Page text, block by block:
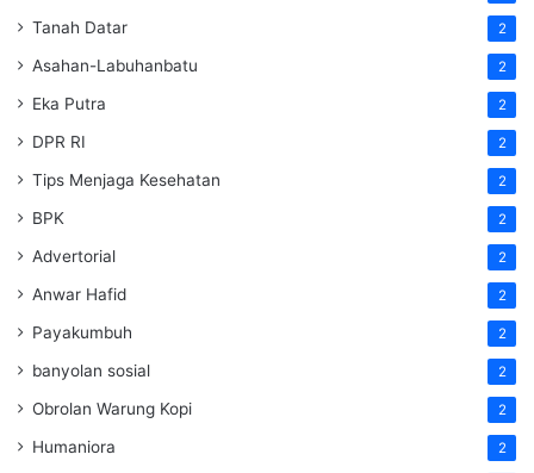
Tanah Datar 2
Asahan-Labuhanbatu 2
Eka Putra 2
DPR RI 2
Tips Menjaga Kesehatan 2
BPK 2
Advertorial 2
Anwar Hafid 2
Payakumbuh 2
banyolan sosial 2
Obrolan Warung Kopi 2
Humaniora 2